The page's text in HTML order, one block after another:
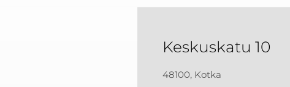
Keskuskatu 10
48100, Kotka